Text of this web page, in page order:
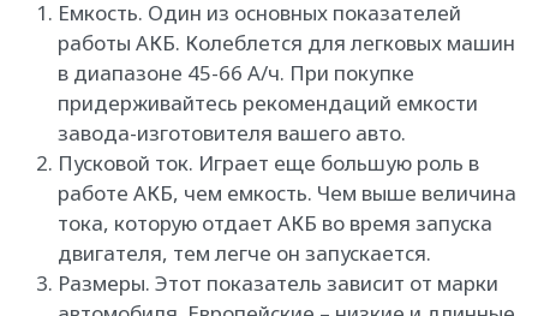
Емкость. Один из основных показателей
работы АКБ. Колеблется для легковых машин
в диапазоне 45-66 А/ч. При покупке
придерживайтесь рекомендаций емкости
завода-изготовителя вашего авто.
Пусковой ток. Играет еще большую роль в
работе АКБ, чем емкость. Чем выше величина
тока, которую отдает АКБ во время запуска
двигателя, тем легче он запускается.
Размеры. Этот показатель зависит от марки